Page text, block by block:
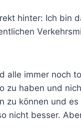
hinter: Ich bin
alle immer noch
zu haben und
zu können und
nicht besser.